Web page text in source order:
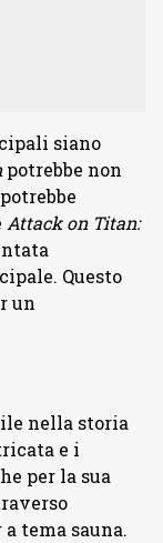
siano
potrebbe non
Attack on Titan:
Questo
un
nella storia
e i
per la sua
tema sauna.